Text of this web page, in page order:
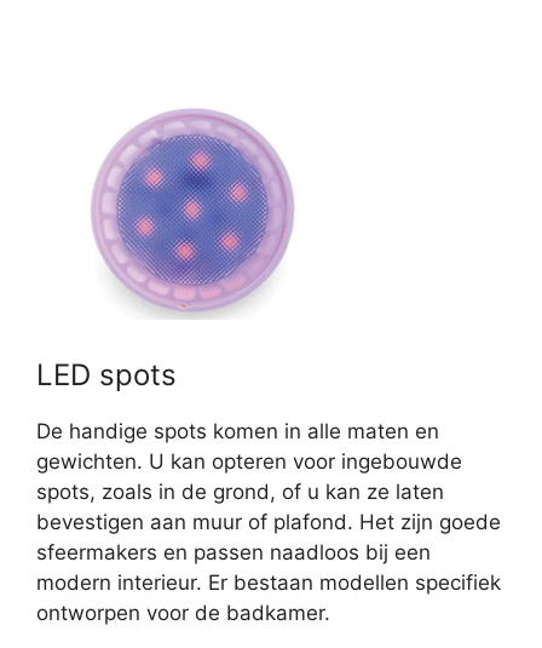
LED spots
De handige spots komen in alle maten en
gewichten. U kan opteren voor ingebouwde
spots, zoals in de grond, of u kan ze laten
bevestigen aan muur of plafond. Het zijn goede
sfeermakers en passen naadloos bij een
modern interieur. Er bestaan modellen specifiek
ontworpen voor de badkamer.